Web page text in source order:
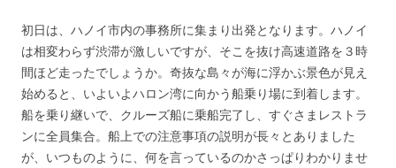
初日は、ハノイ市内の事務所に集まり出発となります。ハノイ
は相変わらず渋滞が激しいですが、そこを抜け高速道路を３時
間ほど走ったでしょうか。奇抜な島々が海に浮かぶ景色が見え
始めると、いよいよハロン湾に向かう船乗り場に到着します。
船を乗り継いで、クルーズ船に乗船完了し、すぐさまレストラ
ンに全員集合。船上での注意事項の説明が長々とありました
が、いつものように、何を言っているのかさっぱりわかりませ